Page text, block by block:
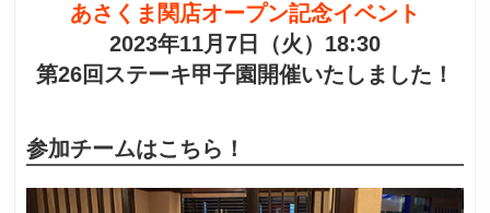
あさくま関店オープン記念イベント
2023年11月7日（火）18:30
第26回ステーキ甲子園開催いたしました！
参加チームはこちら！